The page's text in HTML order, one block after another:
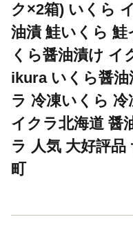
ク×2箱) いくら
油漬 鮭いくら
くら醤油漬け イ
ikura いくら醤油
ラ 冷凍いくら
イクラ北海道 醤
ラ 人気 大好評
町